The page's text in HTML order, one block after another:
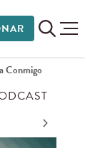
Conmigo